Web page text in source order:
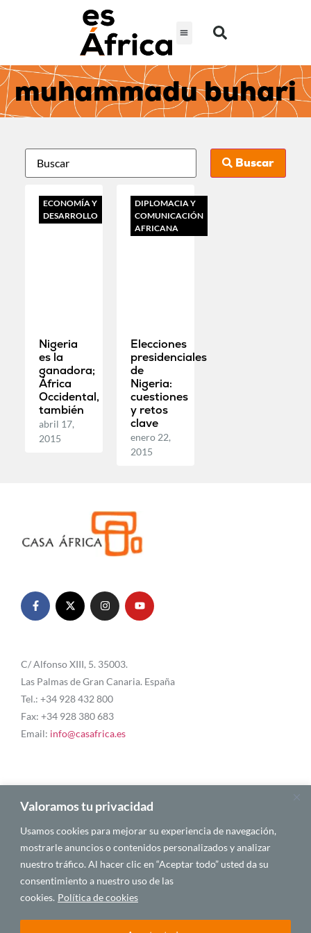
Valoramos tu privacidad
Usamos cookies para mejorar su experiencia de navegación,
mostrarle anuncios o contenidos personalizados y analizar
nuestro tráfico. Al hacer clic en “Aceptar todo” usted da su
consentimiento a nuestro uso de las
cookies. Política de cookies
muhammadu buhari
Buscar
ECONOMÍA Y
DESARROLLO
Nigeria
es la
ganadora;
África
Occidental,
también
abril 17,
2015
DIPLOMACIA Y
COMUNICACIÓN
AFRICANA
Elecciones
presidenciales
de
Nigeria:
cuestiones
y retos
clave
enero 22,
2015
C/ Alfonso XIII, 5. 35003.
Las Palmas de Gran Canaria. España
Tel.: +34 928 432 800
Fax: +34 928 380 683
Email: info@casafrica.es
Blog
Quiénes somos
Autores
Español